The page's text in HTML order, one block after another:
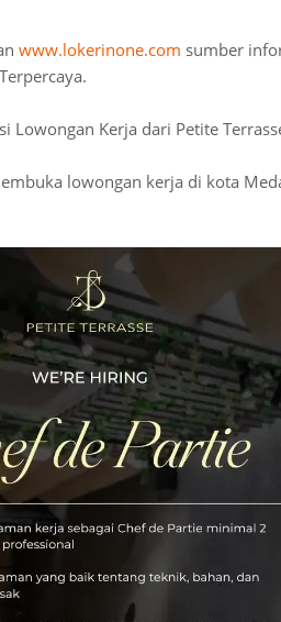
www.lokerinone.com sumber
Lowongan Kerja dari Petite
lowongan kerja di kota